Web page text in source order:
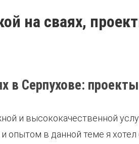
на сваях,
в Серпухове:
и высококачественной
опытом в данной теме я